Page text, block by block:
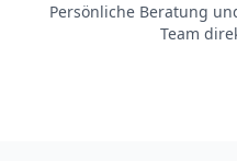
Persönliche Beratung
Team